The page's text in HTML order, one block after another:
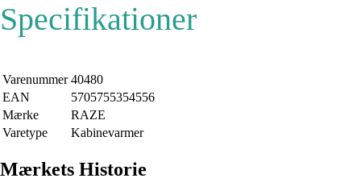
Specifikationer
Varenummer 40480
EAN
5705755354556
Mærke
RAZE
Varetype
Kabinevarmer
Mærkets Historie